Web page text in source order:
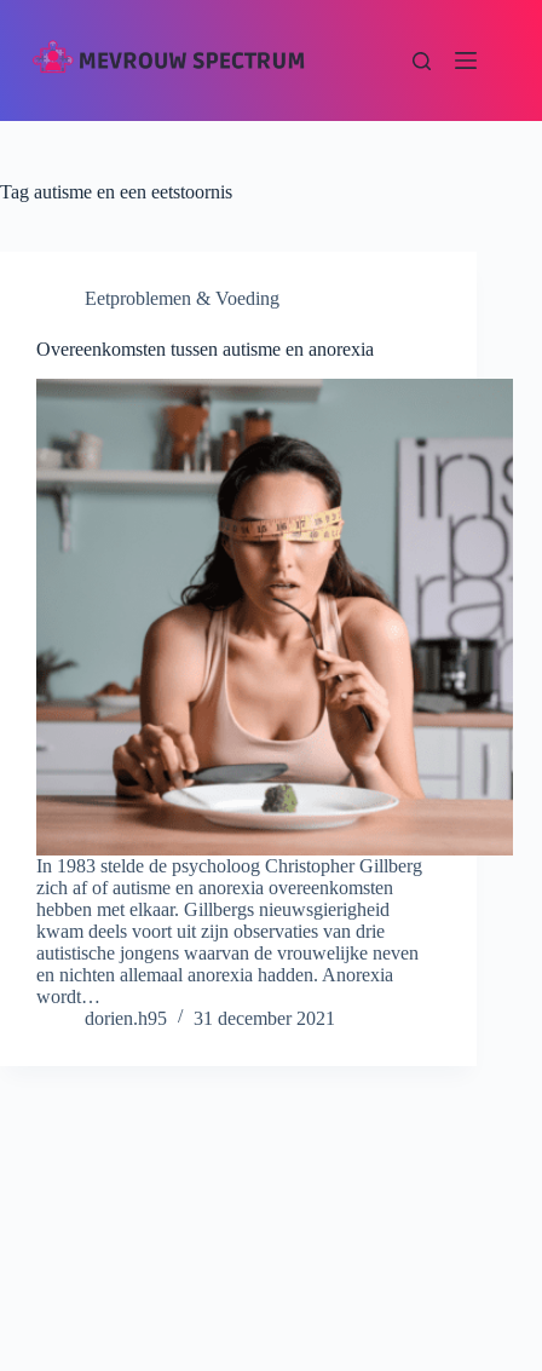
Tag autisme en een eetstoornis
Eetproblemen & Voeding
Overeenkomsten tussen autisme en anorexia
In 1983 stelde de psycholoog Christopher Gillberg
zich af of autisme en anorexia overeenkomsten
hebben met elkaar. Gillbergs nieuwsgierigheid
kwam deels voort uit zijn observaties van drie
autistische jongens waarvan de vrouwelijke neven
en nichten allemaal anorexia hadden. Anorexia
wordt…
dorien.h95
31 december 2021